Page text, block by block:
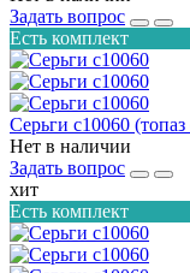
Задать вопрос
Есть комплект
Серьги с10060 (топаз
Нет в наличии
Задать вопрос
хит
Есть комплект